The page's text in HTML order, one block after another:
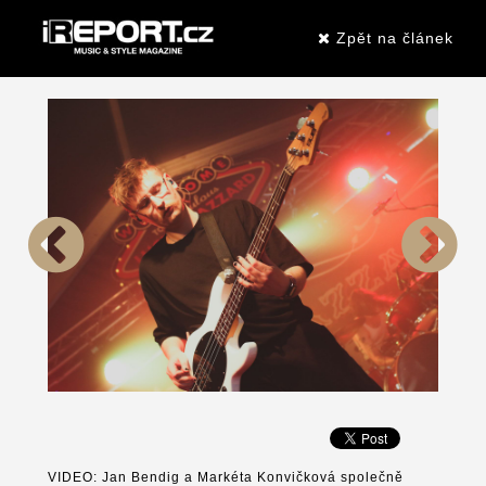
Zpět na článek
VIDEO: Jan Bendig a Markéta Konvičková společně